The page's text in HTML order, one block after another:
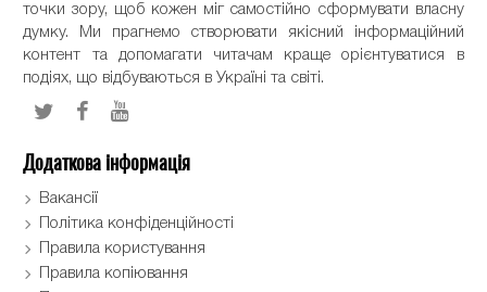
точки зору, щоб кожен міг самостійно сформувати власну
думку. Ми прагнемо створювати якісний інформаційний
контент та допомагати читачам краще орієнтуватися в
подіях, що відбуваються в Україні та світі.
Додаткова інформація
Вакансії
Політика конфіденційності
Правила користування
Правила копіювання